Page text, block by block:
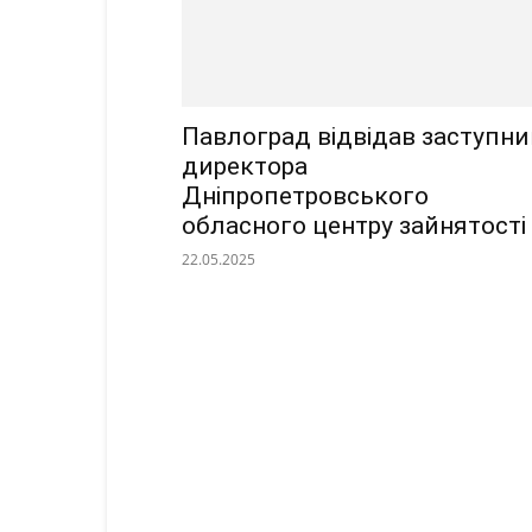
Павлоград відвідав
директора
Дніпропетровського
обласного центру зайнятості
22.05.2025